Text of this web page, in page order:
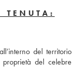
del territorio
del celebre